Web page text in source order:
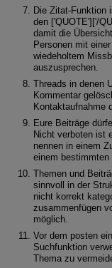
Die Zitat-Funktion
den ['QUOTE']['/
damit die
Personen mit
wiedeholtem
auszusprechen.
Threads in denen
Kommentar
Kontaktaufnahme
Eure Beiträge
Nicht verboten ist
nennen in einem
einem bestimmten
Themen und
sinnvoll in der
nicht korrekt
zusammenfügen
möglich.
Vor dem posten
Suchfunktion
Thema zu